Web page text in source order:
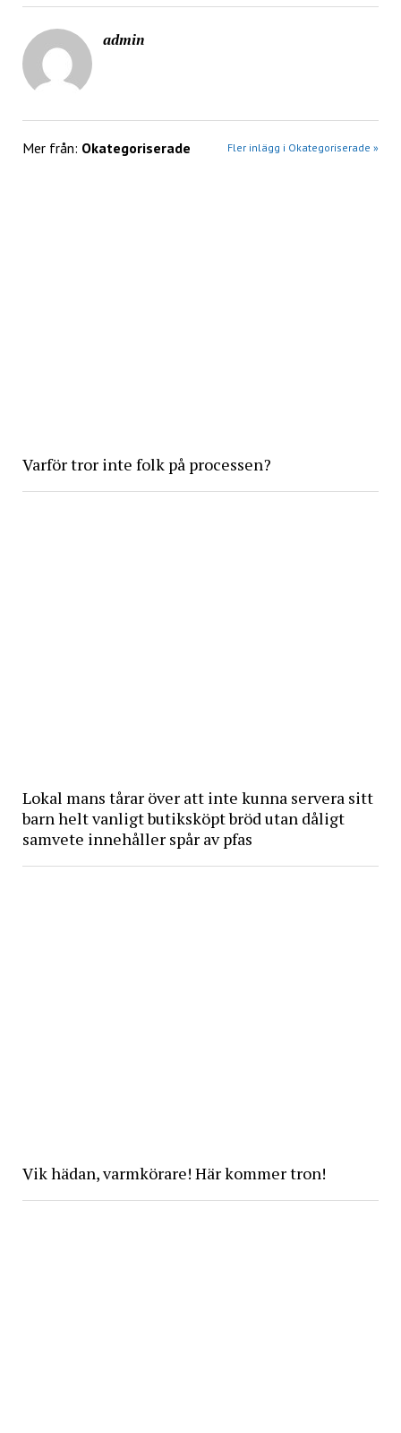
admin
Mer från: Okategoriserade Fler inlägg i Okategoriserade »
Varför tror inte folk på processen?
Lokal mans tårar över att inte kunna servera sitt
barn helt vanligt butiksköpt bröd utan dåligt
samvete innehåller spår av pfas
Vik hädan, varmkörare! Här kommer tron!